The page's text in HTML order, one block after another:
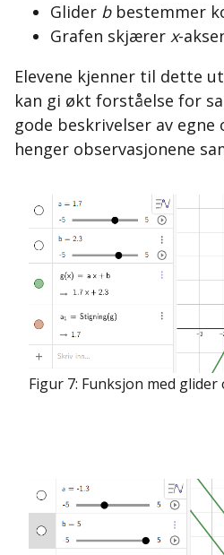
Glider bbestemmer
Grafen skjærer x-
Elevene kjenner til dette
kan gi økt forståelse for
gode beskrivelser av
henger observasjonene
Figur 7: Funksjon med